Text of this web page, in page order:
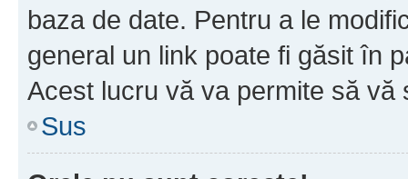
baza de date. Pentru a le
general un link poate fi găsit în
Acest lucru vă va permite să vă
Sus